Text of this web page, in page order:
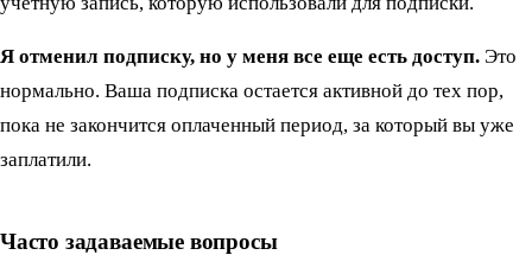
Я отменил подписку, но у меня все еще есть доступ. Это
нормально. Ваша подписка остается активной до тех пор,
пока не закончится оплаченный период, за который вы уже
заплатили.
Часто задаваемые вопросы